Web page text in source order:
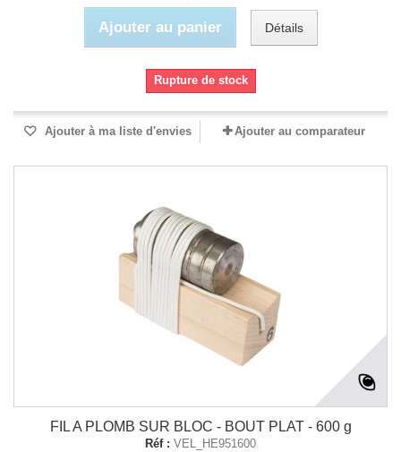
Ajouter au panier Détails
Rupture de stock
Ajouter à ma liste d'envies Ajouter au comparateur
FIL A PLOMB SUR BLOC - BOUT PLAT - 600 g
Réf : VEL_HE951600